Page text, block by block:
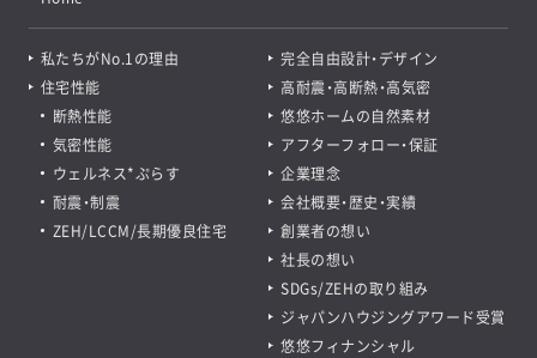
私たちがNo.1の理由
完全自由設計・デザイン
住宅性能
断熱性能
気密性能
ウェルネス*ぷらす
耐震・制震
ZEH/LCCM/長期優良住宅
高耐震・高断熱・高気密
悠悠ホームの自然素材
アフターフォロー・保証
企業理念
会社概要・歴史・実績
創業者の想い
社長の想い
SDGs/ZEHの取り組み
ジャパンハウジングアワード受賞
悠悠フィナンシャル